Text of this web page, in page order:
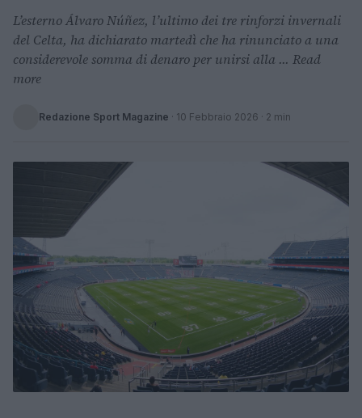
L’esterno Álvaro Núñez, l’ultimo dei tre rinforzi invernali
del Celta, ha dichiarato martedì che ha rinunciato a una
considerevole somma di denaro per unirsi alla ... Read
more
Redazione Sport Magazine · 10 Febbraio 2026 · 2 min